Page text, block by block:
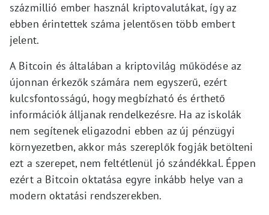
százmillió ember használ kriptovalutákat, így az
ebben érintettek száma jelentősen több embert
jelent.
A Bitcoin és általában a kriptovilág működése az
újonnan érkezők számára nem egyszerű, ezért
kulcsfontosságú, hogy megbízható és érthető
információk álljanak rendelkezésre. Ha az iskolák
nem segítenek eligazodni ebben az új pénzügyi
környezetben, akkor más szereplők fogják betölteni
ezt a szerepet, nem feltétlenül jó szándékkal. Éppen
ezért a Bitcoin oktatása egyre inkább helye van a
modern oktatási rendszerekben.